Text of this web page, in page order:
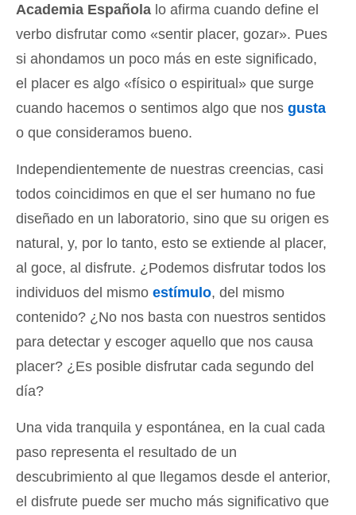
Academia Española lo afirma cuando define el
verbo disfrutar como «sentir placer, gozar». Pues
si ahondamos un poco más en este significado,
el placer es algo «físico o espiritual» que surge
cuando hacemos o sentimos algo que nos gusta
o que consideramos bueno.
Independientemente de nuestras creencias, casi
todos coincidimos en que el ser humano no fue
diseñado en un laboratorio, sino que su origen es
natural, y, por lo tanto, esto se extiende al placer,
al goce, al disfrute. ¿Podemos disfrutar todos los
individuos del mismo estímulo, del mismo
contenido? ¿No nos basta con nuestros sentidos
para detectar y escoger aquello que nos causa
placer? ¿Es posible disfrutar cada segundo del
día?
Una vida tranquila y espontánea, en la cual cada
paso representa el resultado de un
descubrimiento al que llegamos desde el anterior,
el disfrute puede ser mucho más significativo que